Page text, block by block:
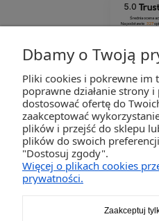
5.0
Średnia ocena
Na podstawie 327
Dbamy o Twoją
Pliki cookies i pokrewne im
poprawne działanie strony
dostosować ofertę do
zaakceptować
plików i przejść do sklepu
plików do swoich
"Dostosuj zgody".
Więcej o plikach cookies
prywatności.
Zaakceptuj